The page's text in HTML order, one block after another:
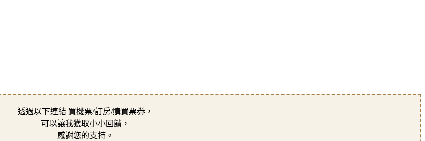
透過以下連結 買機票/訂房/購買票券，
可以讓我獲取小小回饋，
感謝您的支持。